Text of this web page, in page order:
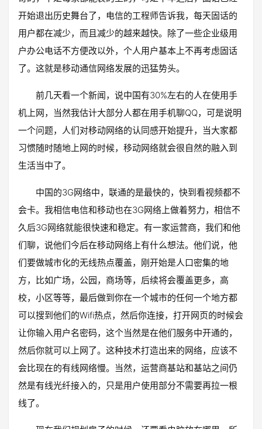
开始退出历史舞台了，电信的工程师告诉我，每天固话的
用户都在减少，而且减少的越来越快。除了一些企业级用
户办公电话不方便改以外，个人用户基本上不再考虑固话
了。这就是移动通信网络发展的迅猛势头。
前几天看一个新闻，说中国有30%左右的人在使用手
机上网，当然我估计大部分人都在用手机聊QQ，可是说明
一个问题，人们对移动网络的认同感开始提升，当大家都
习惯随时随地上网的时候，移动网络就会很自然的融入到
生活当中了。
中国的3G网络中，联通的是最快的，快到看视频都不
会卡。我相信电信和移动也在3G网络上做着努力，相信不
久后3G网络就能很快速和稳定。有一家运营商，我们和他
们聊，说他们今后在移动网络上有什么想法。他们说，他
们要做城市化的无线热点覆盖，刚开始是人口密集的地
方，比如广场，公园，商场等，后续将会覆盖更多，高
校，小区等等，最后做到你在一个城市的任何一个地方都
可以搜到他们的Wifi热点，然后你连接，打开网页的时候会
让你输入用户名密码，这个当然是在他们服务中开通的，
然后你就可以上网了。这种技术打造出来的网络，应该不
会比现在的有线网络慢。当然，运营商基站和基站之间仍
然是有线光纤接入的，只是用户使用部分不需要再拉一根
线了。